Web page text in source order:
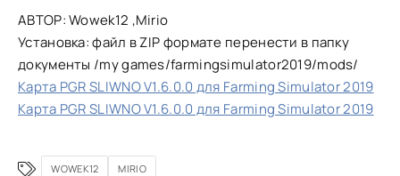
АВТОР: Wowek12 ,Mirio
Установка: файл в ZIP формате перенести в папку
документы /my games/farmingsimulator2019/mods/
Карта PGR SLIWNO V1.6.0.0 для Farming Simulator 2019
Карта PGR SLIWNO V1.6.0.0 для Farming Simulator 2019
WOWEK12 MIRIO